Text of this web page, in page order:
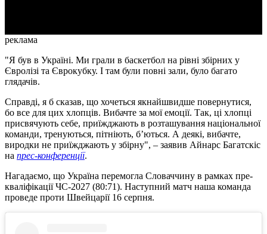
реклама
"Я був в Україні. Ми грали в баскетбол на рівні збірних у
Євролізі та Єврокубку. І там були повні зали, було багато
глядачів.
Справді, я б сказав, що хочеться якнайшвидше повернутися,
бо все для цих хлопців. Вибачте за мої емоції. Так, ці хлопці
присвячують себе, приїжджають в розташування національної
команди, тренуються, пітніють, бʼються. А деякі, вибачте,
виродки не приїжджають у збірну", – заявив Айнарс Багатскіс
на прес-конференції.
Нагадаємо, що Україна перемогла Словаччину в рамках пре-
кваліфікації ЧС-2027 (80:71). Наступний матч наша команда
проведе проти Швейцарії 16 серпня.